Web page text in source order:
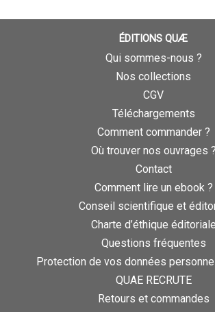
ÉDITIONS QUÆ
Qui sommes-nous ?
Nos collections
CGV
Téléchargements
Comment commander ?
Où trouver nos ouvrages ?
Contact
Comment lire un ebook ?
Conseil scientifique et
Charte d’éthique éditoriale
Questions fréquentes
Protection de vos données
QUAE RECRUTE
Retours et commandes